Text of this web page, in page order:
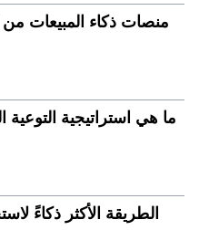
منصات ذكاء المبيعات من
ما هي استراتيجية التوعية
الطريقة الأكثر ذكاءً